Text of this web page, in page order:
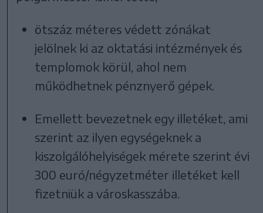
ötszáz méteres védett zónákat
jelölnek ki az oktatási intézmények és
templomok körül, ahol nem
működhetnek pénznyerő gépek.
Emellett bevezetnek egy illetéket, ami
szerint az ilyen egységeknek a
kiszolgálóhelyiségek mérete szerint évi
300 euró/négyzetméter illetéket kell
fizetniük a városkasszába.